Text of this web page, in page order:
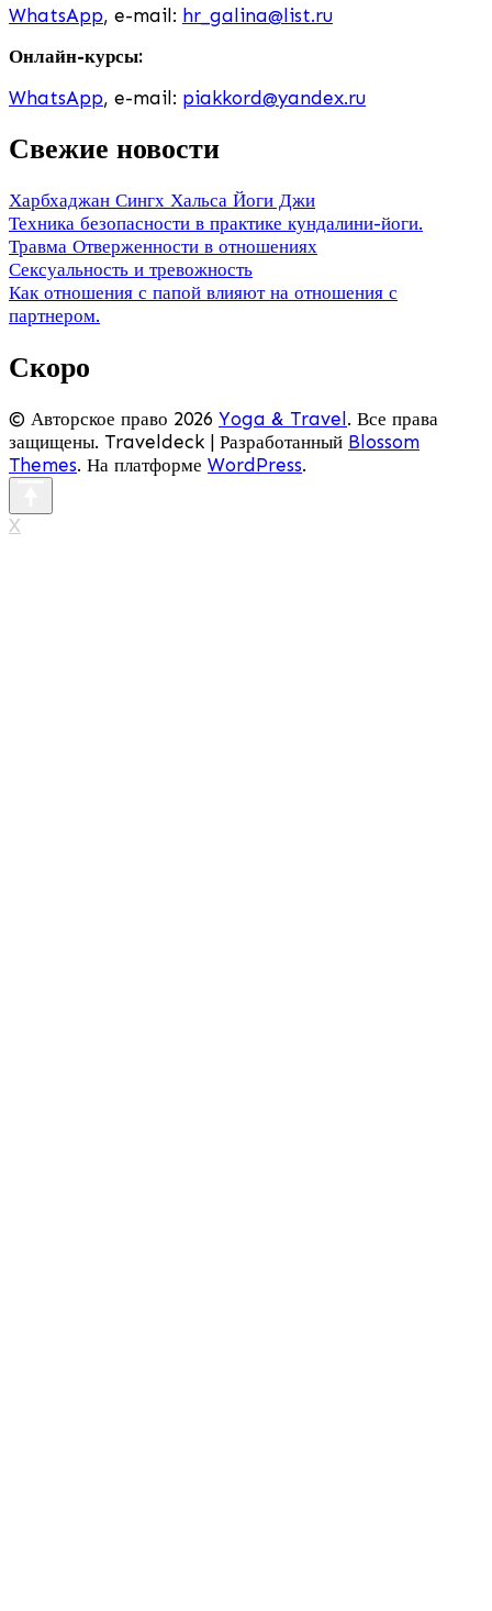
WhatsApp, e-mail: hr_galina@list.ru
Онлайн-курсы:
WhatsApp, e-mail: piakkord@yandex.ru
Свежие новости
Харбхаджан Сингх Хальса Йоги Джи
Техника безопасности в практике кундалини-йоги.
Травма Отверженности в отношениях
Сексуальность и тревожность
Как отношения с папой влияют на отношения с
партнером.
Скоро
© Авторское право 2026 Yoga & Travel . Все права
защищены. Traveldeck | Разработанный Blossom
Themes. На платформе WordPress.
X